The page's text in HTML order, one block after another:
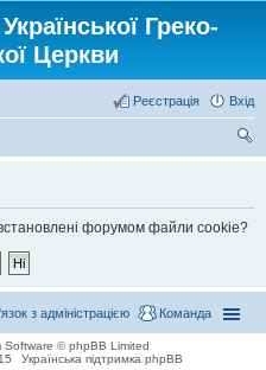
Греко-
Церкви
Вхід
Реєстрація
форумом файли cookie?
Команда
з адміністрацією
Software © phpBB Limited
Українська підтримка phpBB